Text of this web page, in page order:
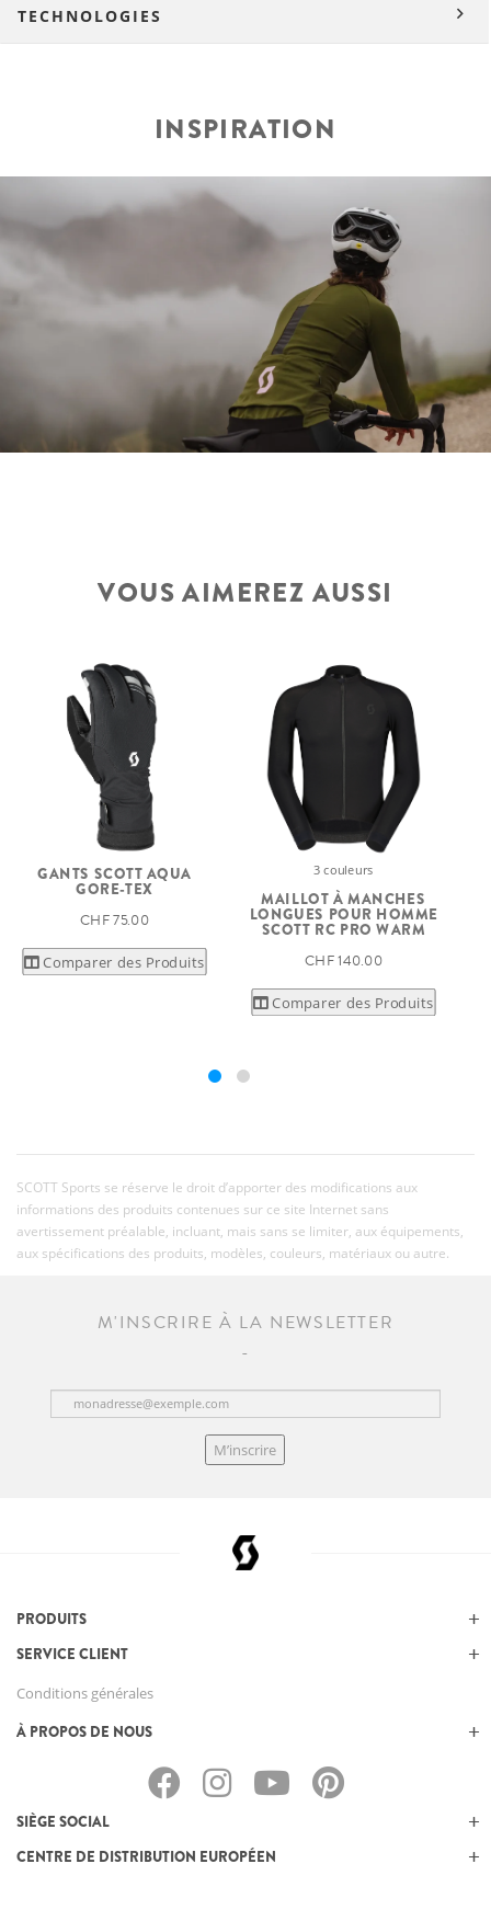
TECHNOLOGIES
INSPIRATION
VOUS AIMEREZ AUSSI
GANTS SCOTT AQUA
GORE-TEX
CHF 75.00
Comparer des Produits
3 couleurs
MAILLOT À MANCHES
LONGUES POUR HOMME
SCOTT RC PRO WARM
CHF 140.00
Comparer des Produits
SCOTT Sports se réserve le droit d’apporter des modifications aux
informations des produits contenues sur ce site Internet sans
avertissement préalable, incluant, mais sans se limiter, aux équipements,
aux spécifications des produits, modèles, couleurs, matériaux ou autre.
M'INSCRIRE À LA NEWSLETTER
M’inscrire
PRODUITS
SERVICE CLIENT
Conditions générales
À PROPOS DE NOUS
SIÈGE SOCIAL
CENTRE DE DISTRIBUTION EUROPÉEN